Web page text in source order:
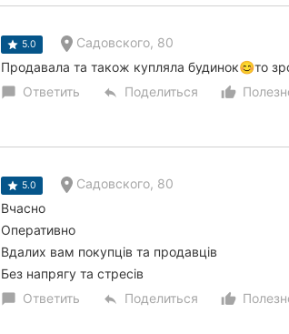
5.0 Садовского, 80
Продавала та також купляла будинок😊то
chat_bubble Ответить reply Поделиться
5.0 Садовского, 80
Вчасно
Оперативно
Вдалих вам покупців та продавців
Без напрягу та стресів
chat_bubble Ответить reply Поделиться